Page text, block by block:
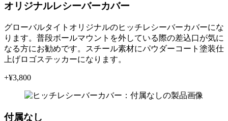
オリジナルレシーバーカバー
グローバルタイトオリジナルのヒッチレシーバーカバーにな
ります。普段ボールマウントを外している際の差込口が気に
なる方にお勧めです。スチール素材にパウダーコート塗装仕
上げロゴステッカーになります。
+¥3,800
付属なし